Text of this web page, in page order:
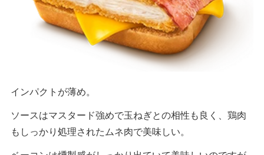
インパクトが薄め。
ソースはマスタード強めで玉ねぎとの相性も良く、鶏肉
もしっかり処理されたムネ肉で美味しい。